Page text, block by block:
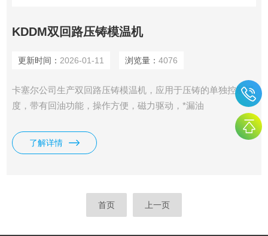
KDDM双回路压铸模温机
更新时间： 2026-01-11 浏览量： 4076
卡塞尔公司生产双回路压铸模温机，应用于压铸的单独控制温
度，带有回油功能，操作方便，磁力驱动，*漏油
了解详情
首页 上一页